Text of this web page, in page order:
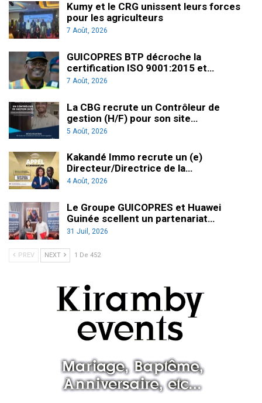
Kumy et le CRG unissent leurs forces
pour les agriculteurs
7 Août, 2026
GUICOPRES BTP décroche la
certification ISO 9001:2015 et…
7 Août, 2026
La CBG recrute un Contrôleur de
gestion (H/F) pour son site…
5 Août, 2026
Kakandé Immo recrute un (e)
Directeur/Directrice de la…
4 Août, 2026
Le Groupe GUICOPRES et Huawei
Guinée scellent un partenariat…
31 Juil, 2026
PREV NEXT 1 De 452